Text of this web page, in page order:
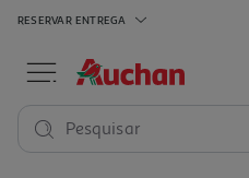
RESERVAR ENTREGA
Pesquisar